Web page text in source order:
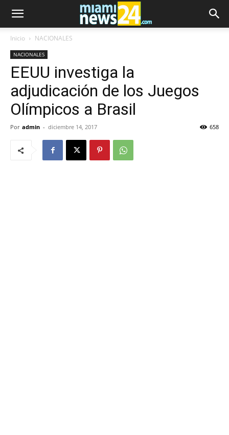
Inicio NACIONALES
NACIONALES
EEUU investiga la
adjudicación de los Juegos
Olímpicos a Brasil
Por admin - diciembre 14, 2017 658